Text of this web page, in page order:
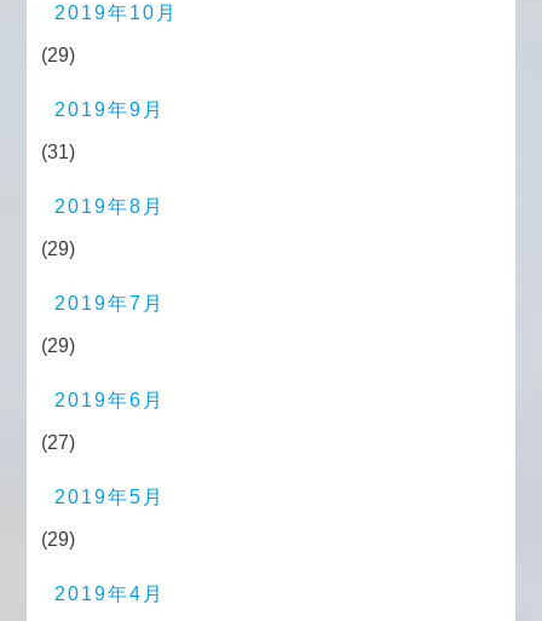
2019年10月
(29)
2019年9月
(31)
2019年8月
(29)
2019年7月
(29)
2019年6月
(27)
2019年5月
(29)
2019年4月